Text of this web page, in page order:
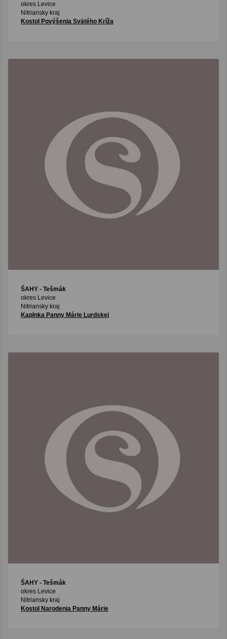
okres Levice
Nitriansky kraj
Kostol Povýšenia Svätého Kríža
ŠAHY - Tešmák
okres Levice
Nitriansky kraj
Kaplnka Panny Márie Lurdskej
ŠAHY - Tešmák
okres Levice
Nitriansky kraj
Kostol Narodenia Panny Márie